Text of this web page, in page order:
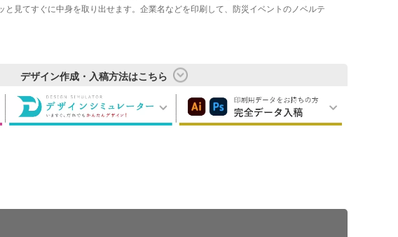
見てすぐに中身を取り出せます。企業名などを印刷して、防災イベントのノベルテ
デザイン作成・入稿方法はこちら